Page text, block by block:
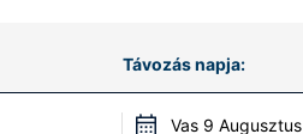
Távozás napja:
Vas 9 Augusztus